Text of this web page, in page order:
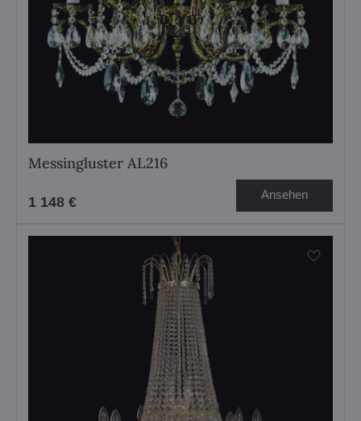
Messingluster AL216
1 148 € Ansehen